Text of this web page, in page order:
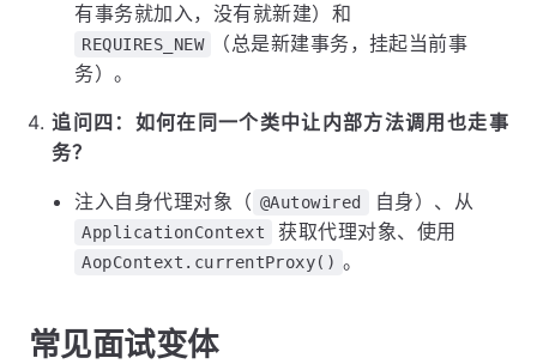
有事务就加入，没有就新建）和
REQUIRES_NEW
（总是新建事务，挂起当前事
务）。
追问四：如何在同一个类中让内部方法调用也走事
务？
注入自身代理对象（ @Autowired 自身）、从
ApplicationContext 获取代理对象、使用
AopContext.currentProxy() 。
常见面试变体